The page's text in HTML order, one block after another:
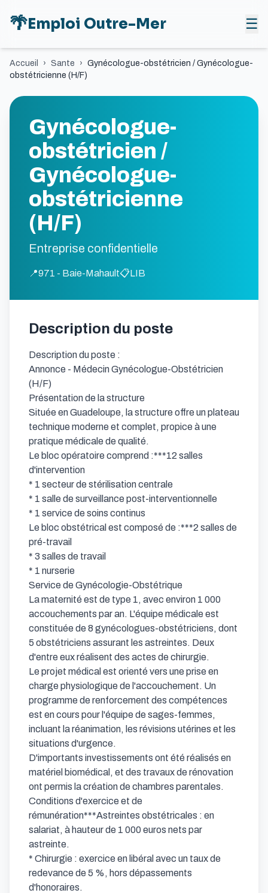
🌴Emploi Outre-Mer ☰
Accueil › Sante › Gynécologue-obstétricien / Gynécologue-
obstétricienne (H/F)
Gynécologue-
obstétricien /
Gynécologue-
obstétricienne
(H/F)
Entreprise confidentielle
📍971 - Baie-Mahault📋LIB
Description du poste
Description du poste :
Annonce - Médecin Gynécologue-Obstétricien
(H/F)
Présentation de la structure
Située en Guadeloupe, la structure offre un plateau
technique moderne et complet, propice à une
pratique médicale de qualité.
Le bloc opératoire comprend :***12 salles
d'intervention
* 1 secteur de stérilisation centrale
* 1 salle de surveillance post-interventionnelle
* 1 service de soins continus
Le bloc obstétrical est composé de :***2 salles de
pré-travail
* 3 salles de travail
* 1 nurserie
Service de Gynécologie-Obstétrique
La maternité est de type 1, avec environ 1 000
accouchements par an. L'équipe médicale est
constituée de 8 gynécologues-obstétriciens, dont
5 obstétriciens assurant les astreintes. Deux
d'entre eux réalisent des actes de chirurgie.
Le projet médical est orienté vers une prise en
charge physiologique de l'accouchement. Un
programme de renforcement des compétences
est en cours pour l'équipe de sages-femmes,
incluant la réanimation, les révisions utérines et les
situations d'urgence.
D'importants investissements ont été réalisés en
matériel biomédical, et des travaux de rénovation
ont permis la création de chambres parentales.
Conditions d'exercice et de
rémunération***Astreintes obstétricales : en
salariat, à hauteur de 1 000 euros nets par
astreinte.
* Chirurgie : exercice en libéral avec un taux de
redevance de 5 %, hors dépassements
d'honoraires.